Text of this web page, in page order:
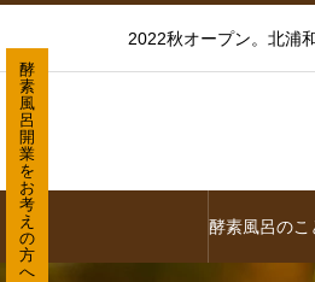
2022秋オープン。北浦
酵素風呂のこ
酵
素
風
呂
開
業
を
お
考
え
の
方
へ